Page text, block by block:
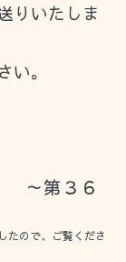
りいたしま
。
～第３６
たので、ご覧くださ